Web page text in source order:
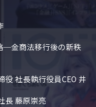
─金商法移行後の新秩
役 社長執行役員CEO 井
長 藤原崇亮